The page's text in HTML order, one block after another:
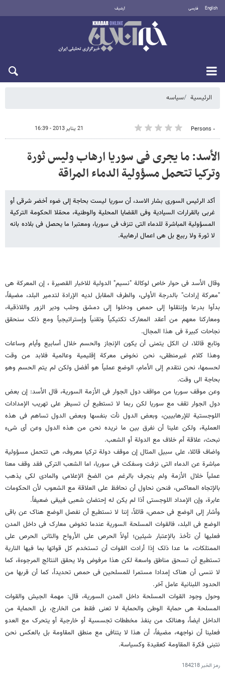
English فارسی أرشيف
الرئيسية سیاسه
٠ Persons 21 يناير 2013 - 16:39
الأسد: ما یجری فی سوریا ارهاب ولیس ثورة
وترکیا تتحمل مسؤولیة الدماء المراقة
أکد الرئیس السوری بشار الاسد، أن سوریا لیست بحاجة إلى ضوء أخضر شرقی أو
غربی بالقرارات السیادیة وفی القضایا المحلیة والوطنیة، محمّلا الحکومة الترکیة
المسؤولیة المباشرة للدماء التی تنزف فی سوریا، ومعتبرا ما یحصل فی بلاده بانه
لا ثورة ولا ربیع بل هی اعمال ارهابیة.
وقال الأسد فی حوار خاص لوکالة "نسیم" الدولیة للاخبار القصیرة ، إن المعرکة هی
"معرکة إرادات" بالدرجة الأولی، والطرف المقابل لدیه الإرادة لتدمیر البلد، مضیفاً،
بدأوا بدرعا وإنتقلوا إلى حمص ودخلوا إلى دمشق وحلب ودیر الزور واللاذقیة،
ومعارکنا معهم من أعقد المعارک تکتیکیاً وتقنیاً وإستراتیجیاً ومع ذلک سنحقق
نجاحات کبیرة فی هذا المجال.
وتابع قائلا، ان الکل یتمنى أن یکون الإنجاز والحسم خلال أسابیع وأیام وساعات
وهذا کلام غیرمنطقی، نحن نخوض معرکة إقلیمیة وعالمیة فلابد من وقت
لحسمها، نحن نتقدم إلى الأمام، الوضع عملیاً هو أفضل ولکن لم یتم الحسم وهو
بحاجة الى وقت.
وعن موقف سوریا من مواقف دول الجوار فی الأزمة السوریة، قال الأسد: إن بعض
دول الجوار تقف مع سوریا لکن ربما لا تستطیع أن تسیطر على تهریب الإمدادات
اللوجستیة للإرهابیین، وبعض الدول نأت بنفسها وبعض الدول تساهم فی هذه
العملیة، ولکن علینا أن نفرق بین ما نریده نحن من هذه الدول وعن أی شیء
نبحث، علاقة أم خلاف مع الدولة أو الشعب.
واضاف قائلا، على سبیل المثال إن موقف دولة ترکیا معروف، هی تتحمل مسؤولیة
مباشرة عن الدماء التی نزفت وسفکت فی سوریا، اما الشعب الترکی فقد وقف معنا
عملیاً خلال الأزمة ولم ینجرف بالرغم من الضخ الإعلامی والمادی لکی یذهب
بالإتجاه المعاکس، فنحن نحاول أن نحافظ على العلاقة مع الشعوب لأن الحکومات
عابرة، وإن الإمداد اللوجستی أذا لم یکن له إحتضان شعبی فیبقى ضعیفاً.
وأشار إلى الوضع فی حمص، قائلاً، إننا لا نستطیع أن نفصل الوضع هناک عن باقی
الوضع فی البلد، فالقوات المسلحة السوریة عندما تخوض معارک فی داخل المدن
فعلیها أن تأخذ بالإعتبار شیئین؛ أولاً الحرص على الأرواح والثانی الحرص على
الممتلکات، ما عدا ذلک إذا أرادت القوات أن تستخدم کل قواتها بما فیها الناریة
تستطیع أن تسحق مناطق واسعة لکن هذا مرفوض ولا یحقق النتائج المرجوءة، کما
لا ننسى أن هناک إمدادا مستمرا للمسلحین فی حمص تحدیداً، کما أن قربها من
الحدود اللبنانیة عامل آخر.
وحول وجود القوات المسلحة داخل المدن السوریة، قال: مهمة الجیش والقوات
المسلحة هی حمایة الوطن والحمایة لا تعنی فقط من الخارج، بل الحمایة من
الداخل ایضاً، وهنالک من ینفذ مخططات تجسسیة أو خارجیة أو یتحرک مع العدو
فعلینا أن نواجهه، مضیفاً، أن هذا لا یتنافى مع منطق المقاومة بل بالعکس نحن
نتبنى فکرة المقاومة کعقیدة وکسیاسة.
رمز الخبر184218